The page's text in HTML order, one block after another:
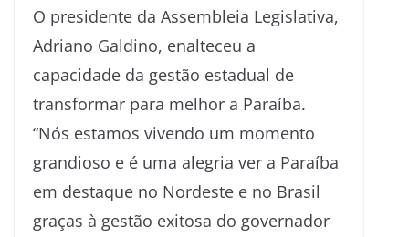
O presidente da Assembleia Legislativa,
Adriano Galdino, enalteceu a
capacidade da gestão estadual de
transformar para melhor a Paraíba.
“Nós estamos vivendo um momento
grandioso e é uma alegria ver a Paraíba
em destaque no Nordeste e no Brasil
graças à gestão exitosa do governador